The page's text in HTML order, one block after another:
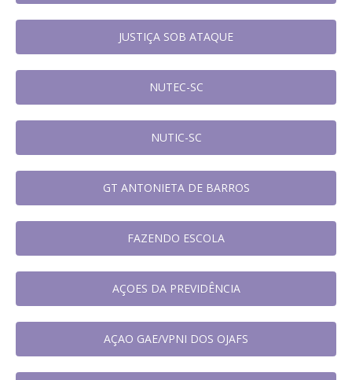
JUSTIÇA SOB ATAQUE
NUTEC-SC
NUTIC-SC
GT ANTONIETA DE BARROS
FAZENDO ESCOLA
AÇOES DA PREVIDÊNCIA
AÇAO GAE/VPNI DOS OJAFS